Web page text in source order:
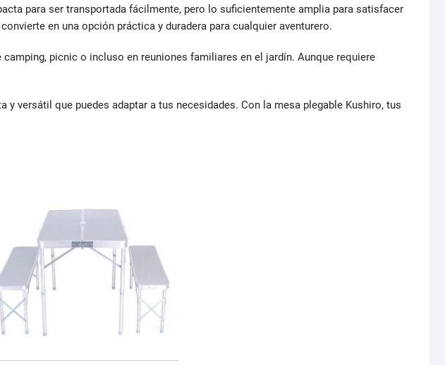
para ser transportada fácilmente, pero lo suficientemente amplia para satisfacer
en una opción práctica y duradera para cualquier aventurero.
picnic o incluso en reuniones familiares en el jardín. Aunque requiere
versátil que puedes adaptar a tus necesidades. Con la mesa plegable Kushiro, tus